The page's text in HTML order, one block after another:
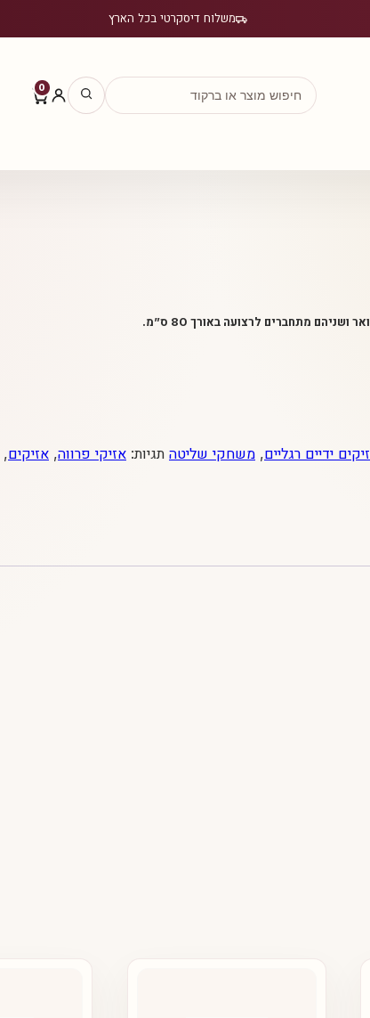
משלוח דיסקרטי בכל הארץ
0
מתחברים לרצועה באורך 80 ס”מ.
ידיים רגליים, משחקי שליטה תגיות: אזיקי פרווה, אזיקים,